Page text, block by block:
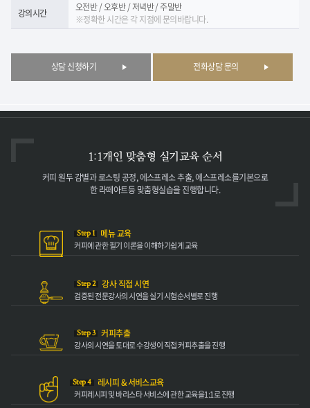
강의시간
오전반 / 오후반 / 저녁반 / 주말반
※정확한 시간은 각 지점에 문의바랍니다.
상담 신청하기 전화상담 문의
1:1개인 맞춤형 실기교육 순서
커피 원두 감별과 로스팅 공정,에스프레소 추출, 에스프레소를기본으로
한 라떼아트등 맞춤형실습을 진행합니다.
Step 1 메뉴 교육
커피에 관한 필기이론을 이해하기쉽게 교육
Step 2 강사 직접 시연
검증된 전문강사의시연을 실기 시험순서별로 진행
Step 3 커피추출
강사의 시연을 토대로수강생이 직접 커피추출을 진행
Step 4 레시피 & 서비스교육
커피레시피 및 바리스타서비스에 관한 교육을1:1로 진행